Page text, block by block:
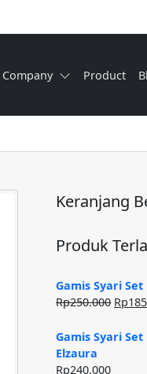
Company Product
Keranjang
Produk
Gamis Syari
Rp250.000 Harga
Rp
Gamis Syari
Elzaura
Rp240.000